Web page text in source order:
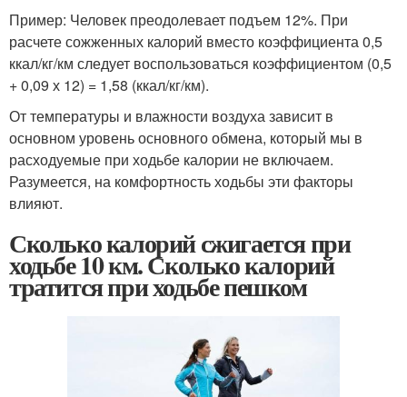
Пример: Человек преодолевает подъем 12%. При
расчете сожженных калорий вместо коэффициента 0,5
ккал/кг/км следует воспользоваться коэффициентом (0,5
+ 0,09 х 12) = 1,58 (ккал/кг/км).
От температуры и влажности воздуха зависит в
основном уровень основного обмена, который мы в
расходуемые при ходьбе калории не включаем.
Разумеется, на комфортность ходьбы эти факторы
влияют.
Сколько калорий сжигается при
ходьбе 10 км. Сколько калорий
тратится при ходьбе пешком